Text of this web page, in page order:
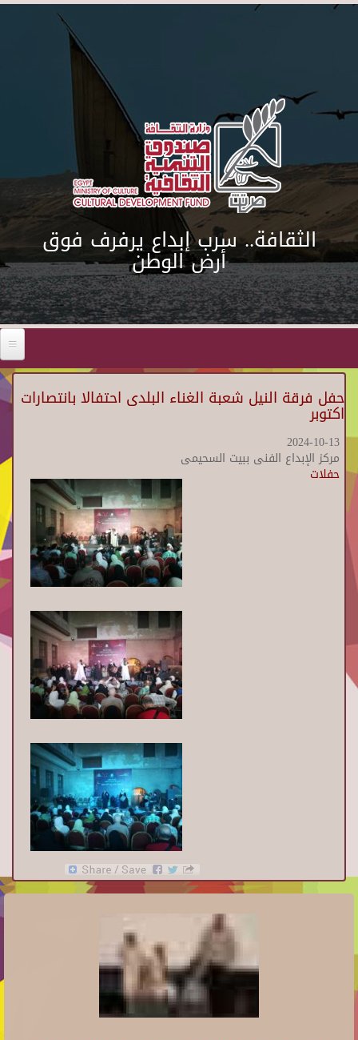
Skip to main content
الثقافة.. سرب إبداع يرفرف فوق
أرض الوطن
حفل فرقة النيل شعبة الغناء البلدى احتفالا بانتصارات
اكتوبر
2024-10-13
مركز الإبداع الفنى ببيت السحيمى
حفلات